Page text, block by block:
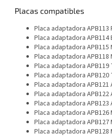
Placas compatibles
Placa adaptadora APB113
Placa adaptadora APB114
Placa adaptadora APB115
Placa adaptadora APB118
Placa adaptadora APB119
Placa adaptadora APB120
Placa adaptadora APB121
Placa adaptadora APB122
Placa adaptadora APB123
Placa adaptadora APB126
Placa adaptadora APB127
Placa adaptadora APB128